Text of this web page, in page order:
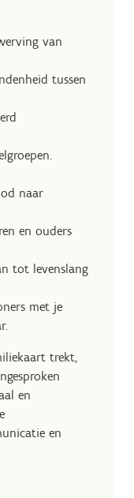
van
tussen
naar
en ouders
tot levenslang
met je
trekt,
en
en